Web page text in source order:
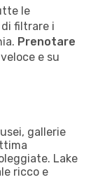
le
filtrare i
Prenotare
e su
gallerie
Lake
ricco e